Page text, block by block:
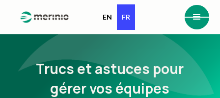
EN FR
Trucs et astuces pour
gérer vos équipes